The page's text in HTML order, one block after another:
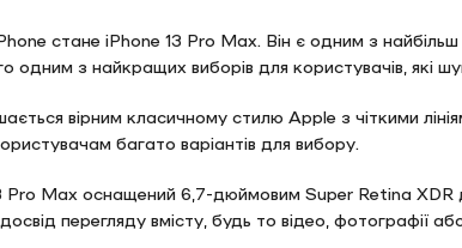
стане iPhone 13 Pro Max. Він є одним з
одним з найкращих виборів для користувачів, які
вірним класичному стилю Apple з чіткими
багато варіантів для вибору.
Max оснащений 6,7-дюймовим Super Retina XDR
перегляду вмісту, будь то відео, фотографії